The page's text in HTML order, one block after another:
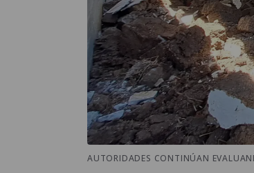
AUTORIDADES CONTINÚAN